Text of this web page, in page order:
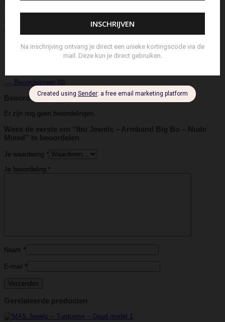
Stolp
Strap Tas Telefoontasje Textiel & Roomspray
Toilettas
Tote Bag
Travel Trigger Weekendtas
Wierookstokjes
Zeep
Merk IBU Jewels
Beoordelingen (0)
Beoordelingen
Er zijn nog geen beoordelingen.
Wees de eerste om “Ibu Jewels – Armband Big Bo – Nude
Mixed” te beoordelen
Je waardering *
Je beoordeling *
Naam *
E-mail *
Gerelateerde producten